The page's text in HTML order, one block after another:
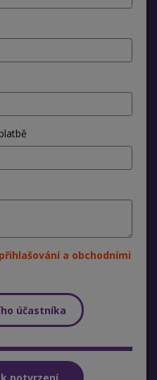
a obchodními
účastníka